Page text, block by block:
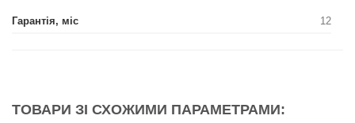
Гарантія, міс 12
ТОВАРИ ЗІ СХОЖИМИ ПАРАМЕТРАМИ: